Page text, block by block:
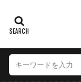
カテゴリー
エリア